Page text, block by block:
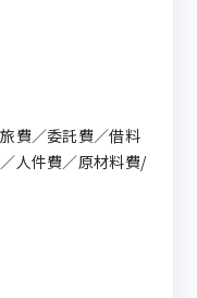
費／委託費／借料
人件費／原材料費/